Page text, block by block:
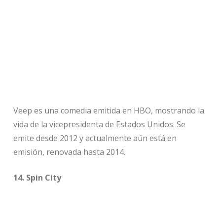
Veep es una comedia emitida en HBO, mostrando la
vida de la vicepresidenta de Estados Unidos. Se
emite desde 2012 y actualmente aún está en
emisión, renovada hasta 2014.
14. Spin City